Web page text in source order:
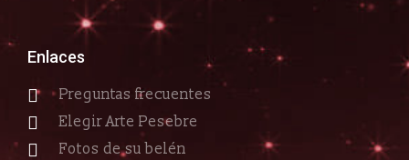
Enlaces
Preguntas frecuentes
Elegir Arte Pesebre
Fotos de su belén